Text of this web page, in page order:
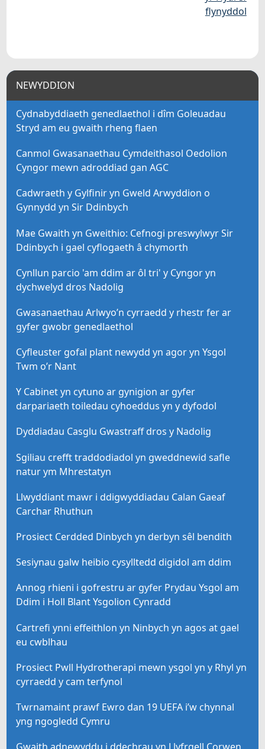
flynyddol
NEWYDDION
Cydnabyddiaeth genedlaethol i dîm Goleuadau
Stryd am eu gwaith rheng flaen
Canmol Gwasanaethau Cymdeithasol Oedolion
Cyngor mewn adroddiad gan AGC
Cadwraeth y Gylfinir yn Gweld Arwyddion o
Gynnydd yn Sir Ddinbych
Mae Gwaith yn Gweithio: Cefnogi preswylwyr Sir
Ddinbych i gael cyflogaeth â chymorth
Cynllun parcio 'am ddim ar ôl tri' y Cyngor yn
dychwelyd dros Nadolig
Gwasanaethau Arlwyo’n cyrraedd y rhestr fer ar
gyfer gwobr genedlaethol
Cyfleuster gofal plant newydd yn agor yn Ysgol
Twm o’r Nant
Y Cabinet yn cytuno ar gynigion ar gyfer
darpariaeth toiledau cyhoeddus yn y dyfodol
Dyddiadau Casglu Gwastraff dros y Nadolig
Sgiliau crefft traddodiadol yn gweddnewid safle
natur ym Mhrestatyn
Llwyddiant mawr i ddigwyddiadau Calan Gaeaf
Carchar Rhuthun
Prosiect Cerdded Dinbych yn derbyn sêl bendith
Sesiynau galw heibio cysylltedd digidol am ddim
Annog rhieni i gofrestru ar gyfer Prydau Ysgol am
Ddim i Holl Blant Ysgolion Cynradd
Cartrefi ynni effeithlon yn Ninbych yn agos at gael
eu cwblhau
Prosiect Pwll Hydrotherapi mewn ysgol yn y Rhyl yn
cyrraedd y cam terfynol
Twrnamaint prawf Ewro dan 19 UEFA i’w chynnal
yng ngogledd Cymru